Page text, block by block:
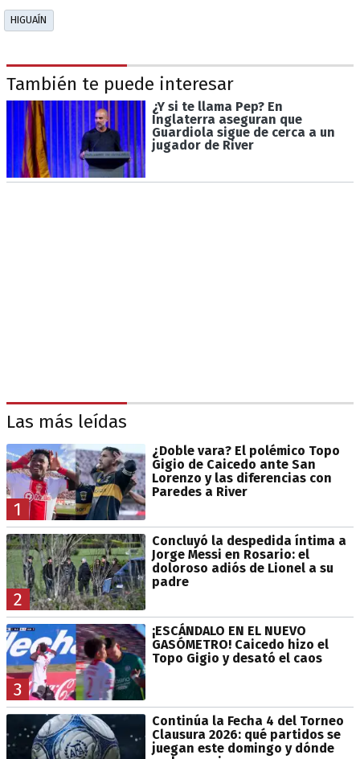
HIGUAÍN
También te puede interesar
¿Y si te llama Pep? En
Inglaterra aseguran que
Guardiola sigue de cerca a un
jugador de River
Las más leídas
1
¿Doble vara? El polémico Topo
Gigio de Caicedo ante San
Lorenzo y las diferencias con
Paredes a River
2
Concluyó la despedida íntima a
Jorge Messi en Rosario: el
doloroso adiós de Lionel a su
padre
3
¡ESCÁNDALO EN EL NUEVO
GASÓMETRO! Caicedo hizo el
Topo Gigio y desató el caos
Continúa la Fecha 4 del Torneo
Clausura 2026: qué partidos se
juegan este domingo y dónde